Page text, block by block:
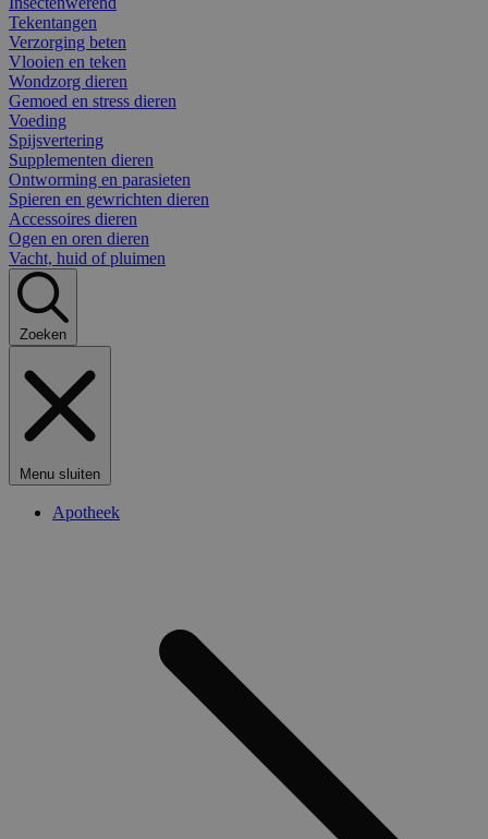
Tekentangen
Verzorging beten
Vlooien en teken
Wondzorg dieren
Gemoed en stress dieren
Voeding
Spijsvertering
Supplementen dieren
Ontworming en parasieten
Spieren en gewrichten dieren
Accessoires dieren
Ogen en oren dieren
Vacht, huid of pluimen
Zoeken
Menu sluiten
Apotheek